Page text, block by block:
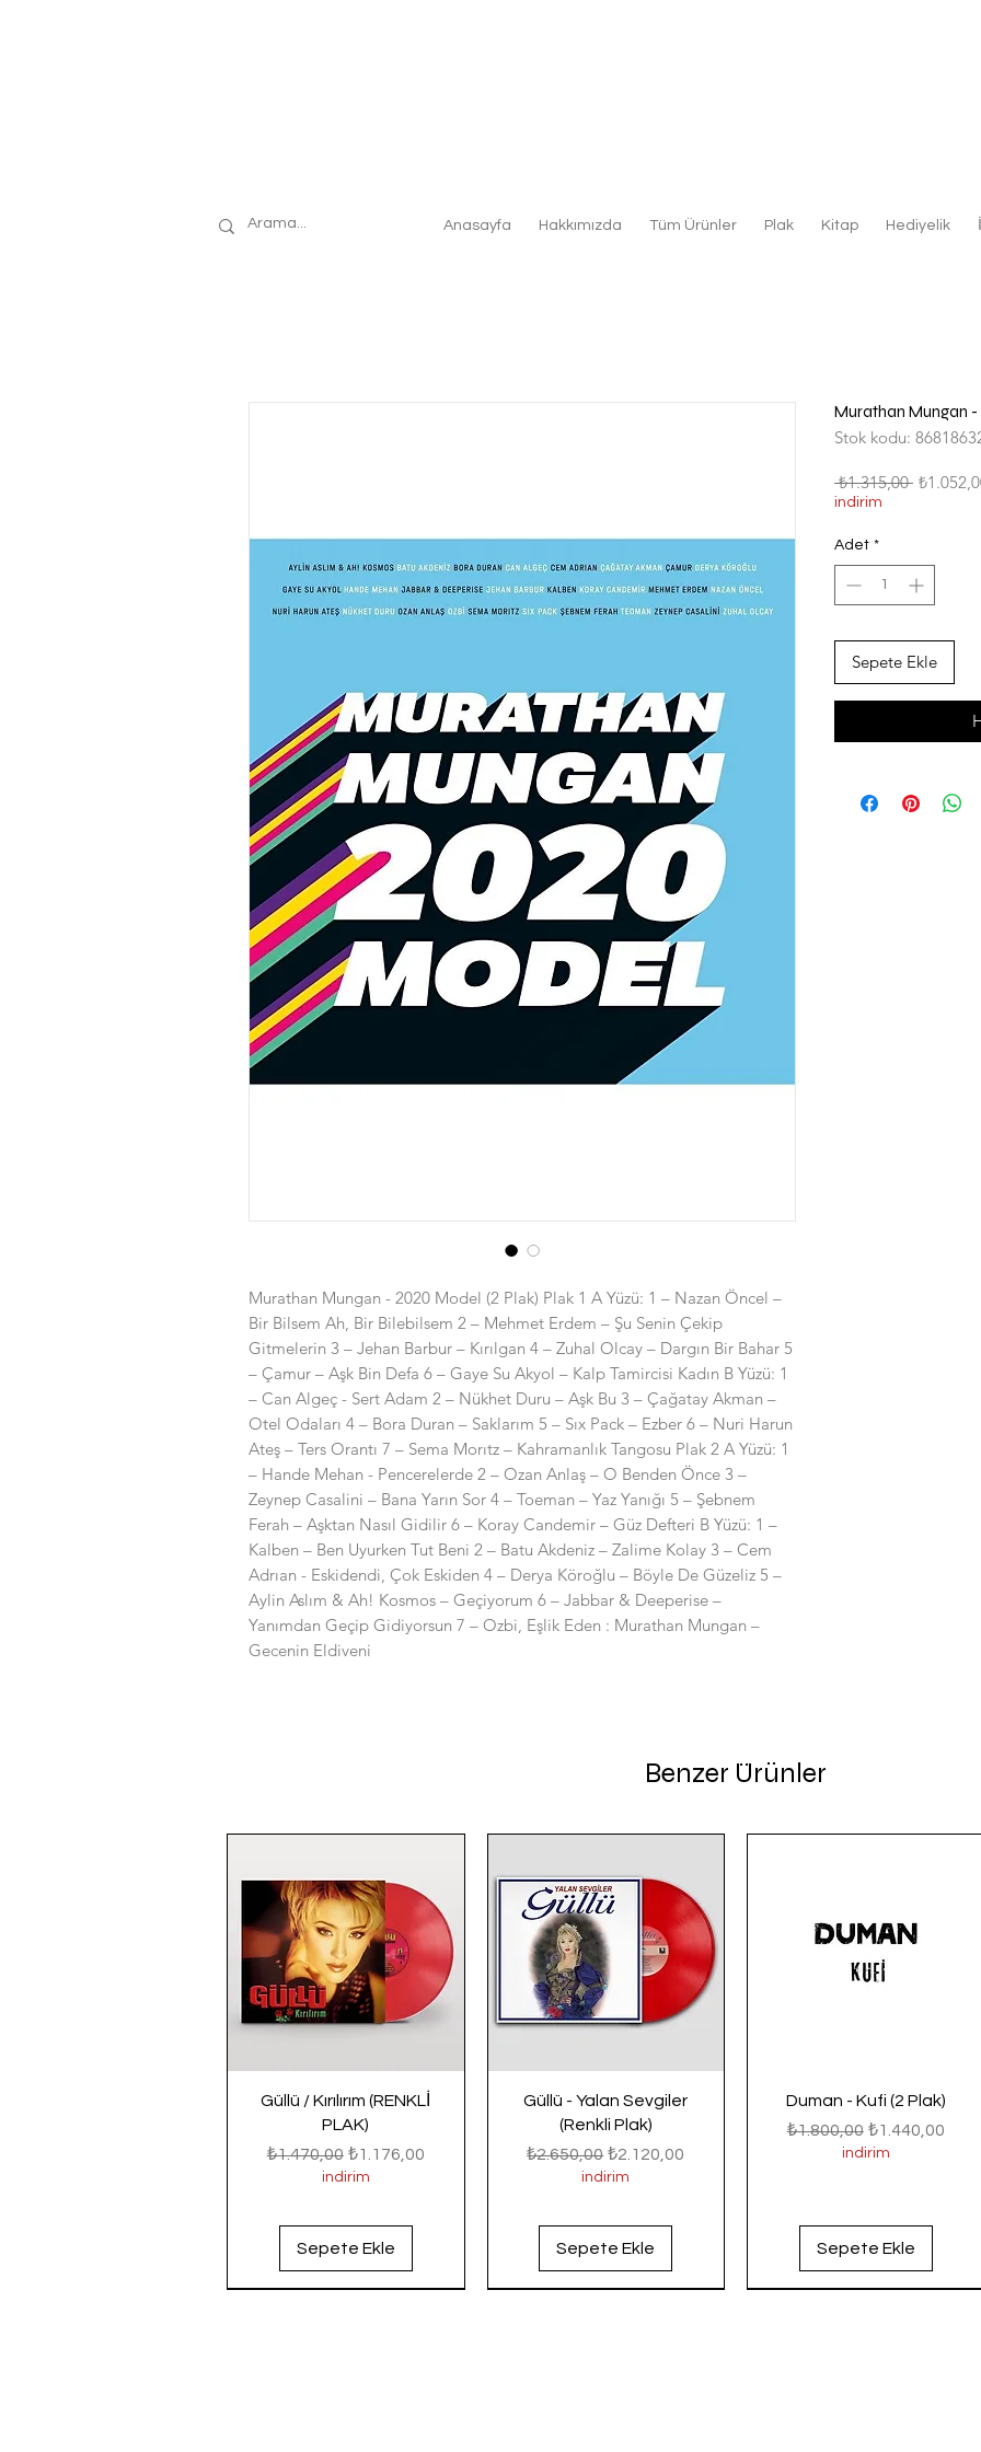
Anasayfa Hakkımızda Tüm Ürünler Plak Kitap Hediyelik
Murathan Mungan - 2020 Model (2 Plak) Plak 1 A Yüzü: 1 – Nazan Öncel –
Bir Bilsem Ah, Bir Bilebilsem 2 – Mehmet Erdem – Şu Senin Çekip
Gitmelerin 3 – Jehan Barbur – Kırılgan 4 – Zuhal Olcay – Dargın Bir Bahar 5
– Çamur – Aşk Bin Defa 6 – Gaye Su Akyol – Kalp Tamircisi Kadın B Yüzü: 1
– Can Algeç - Sert Adam 2 – Nükhet Duru – Aşk Bu 3 – Çağatay Akman –
Otel Odaları 4 – Bora Duran – Saklarım 5 – Sıx Pack – Ezber 6 – Nuri Harun
Ateş – Ters Orantı 7 – Sema Morıtz – Kahramanlık Tangosu Plak 2 A Yüzü: 1
– Hande Mehan - Pencerelerde 2 – Ozan Anlaş – O Benden Önce 3 –
Zeynep Casalini – Bana Yarın Sor 4 – Toeman – Yaz Yanığı 5 – Şebnem
Ferah – Aşktan Nasıl Gidilir 6 – Koray Candemir – Güz Defteri B Yüzü: 1 –
Kalben – Ben Uyurken Tut Beni 2 – Batu Akdeniz – Zalime Kolay 3 – Cem
Adrıan - Eskidendi, Çok Eskiden 4 – Derya Köroğlu – Böyle De Güzeliz 5 –
Aylin Aslım & Ah! Kosmos – Geçiyorum 6 – Jabbar & Deeperise –
Yanımdan Geçip Gidiyorsun 7 – Ozbi, Eşlik Eden : Murathan Mungan –
Gecenin Eldiveni
Murathan Mungan
Stok kodu:
₺1.315,00 Normal
indirim
Adet *
Sepete Ekle
Benzer Ürünler
Güllü / Kırılırım (RENKLİ
PLAK)
Normal Fiyat
₺1.470,00 İndirimli Fiyat
₺1.176,00
indirim
Sepete Ekle
Güllü - Yalan Sevgiler
(Renkli Plak)
Normal Fiyat
₺2.650,00 İndirimli Fiyat
₺2.120,00
indirim
Sepete Ekle
Duman - Kufi (2 Plak)
Normal Fiyat
₺1.800,00 İndirimli Fiyat
₺1.440,00
indirim
Sepete Ekle